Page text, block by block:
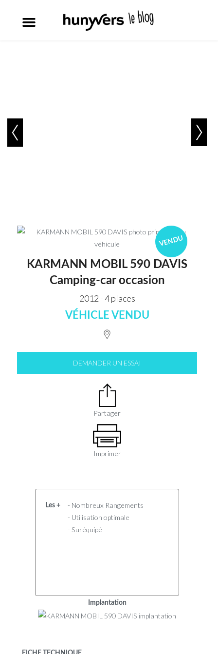
VENDU
KARMANN MOBIL 590 DAVIS
Camping-car occasion
2012 - 4 places
VÉHICLE VENDU
DEMANDER UN ESSAI
Partager
Imprimer
Les +
- Nombreux Rangements
- Utilisation optimale
- Suréquipé
Implantation